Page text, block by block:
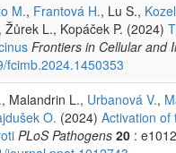
M., Frantová H., Lu S.,
Žůrek L., Kopáček P. (2024)
Frontiers in Cellular and
fcimb.2024.1450353
, Malandrin L., Urbanová V.,
O. (2024) Activation of
PLoS Pathogens 20 :